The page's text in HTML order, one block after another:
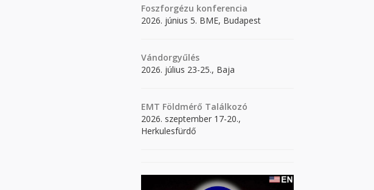
Foszforgézu konferencia
2026. június 5. BME, Budapest
Vándorgyűlés
2026. július 23-25., Baja
EMT Földmérő Találkozó
2026. szeptember 17-20.,
Herkulesfürdő